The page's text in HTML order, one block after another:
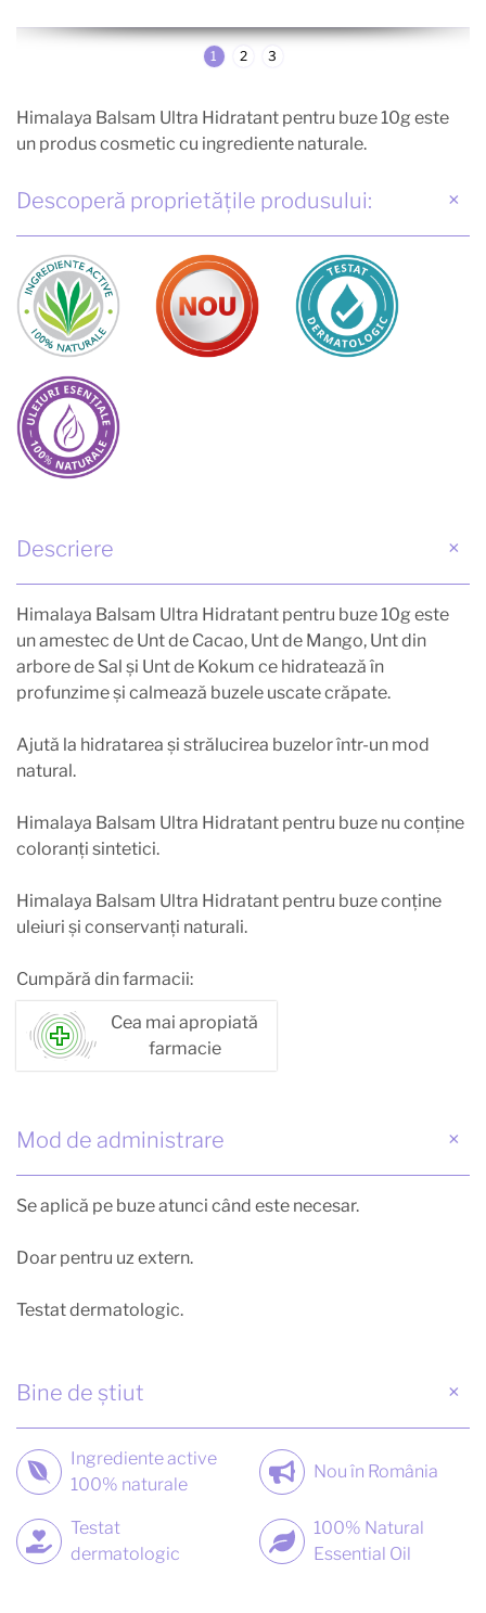
1 2 3
Himalaya Balsam Ultra Hidratant pentru buze 10g este
un produs cosmetic cu ingrediente naturale.
Descoperă proprietățile produsului:
Descriere
Himalaya Balsam Ultra Hidratant pentru buze 10g este
un amestec de Unt de Cacao, Unt de Mango, Unt din
arbore de Sal și Unt de Kokum ce hidratează în
profunzime și calmează buzele uscate crăpate.
Ajută la hidratarea și strălucirea buzelor într-un mod
natural.
Himalaya Balsam Ultra Hidratant pentru buze nu conține
coloranți sintetici.
Himalaya Balsam Ultra Hidratant pentru buze conține
uleiuri și conservanți naturali.
Cumpără din farmacii:
Cea mai apropiată
farmacie
Mod de administrare
Se aplică pe buze atunci când este necesar.
Doar pentru uz extern.
Testat dermatologic.
Bine de știut
Ingrediente active
100% naturale
Nou în România
Testat
dermatologic
100% Natural
Essential Oil